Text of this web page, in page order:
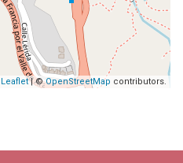
Leaflet| ©OpenStreetMap contributors.